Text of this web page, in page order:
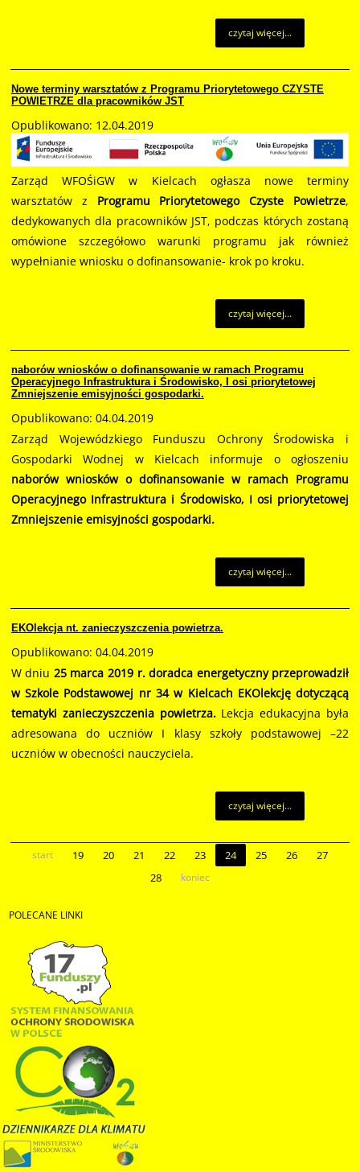
czytaj więcej...
Nowe terminy warsztatów z Programu Priorytetowego CZYSTE
POWIETRZE dla pracowników JST
Opublikowano: 12.04.2019
Zarząd WFOŚiGW w Kielcach ogłasza nowe terminy
warsztatów z Programu Priorytetowego Czyste Powietrze,
dedykowanych dla pracowników JST, podczas których zostaną
omówione szczegółowo warunki programu jak również
wypełnianie wniosku o dofinansowanie- krok po kroku.
czytaj więcej...
naborów wniosków o dofinansowanie w ramach Programu
Operacyjnego Infrastruktura i Środowisko, I osi priorytetowej
Zmniejszenie emisyjności gospodarki.
Opublikowano: 04.04.2019
Zarząd Wojewódzkiego Funduszu Ochrony Środowiska i
Gospodarki Wodnej w Kielcach informuje o ogłoszeniu
naborów wniosków o dofinansowanie w ramach Programu
Operacyjnego Infrastruktura i Środowisko, I osi priorytetowej
Zmniejszenie emisyjności gospodarki.
czytaj więcej...
EKOlekcja nt. zanieczyszczenia powietrza.
Opublikowano: 04.04.2019
W dniu 25 marca 2019 r. doradca energetyczny przeprowadził
w Szkole Podstawowej nr 34 w Kielcach EKOlekcję dotyczącą
tematyki zanieczyszczenia powietrza.Lekcja edukacyjna była
adresowana do uczniów I klasy szkoły podstawowej –22
uczniów w obecności nauczyciela.
czytaj więcej...
start 19 20 21 22 23 24 25 26
27
28
koniec
POLECANE LINKI